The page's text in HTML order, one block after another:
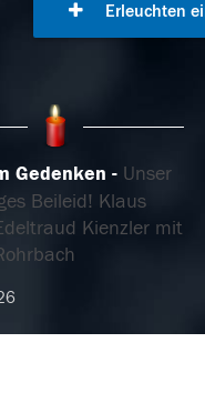
Erleuchten
Gedenken
Unser
Beileid! Klaus
Kienzler mit